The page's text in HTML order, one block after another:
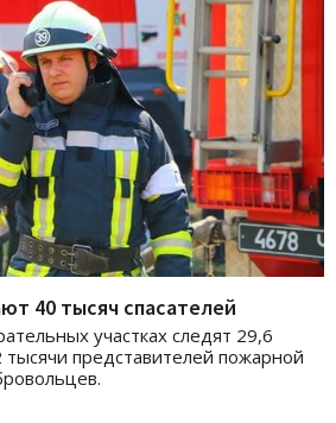
40 тысяч спасателей
участках следят 29,6
тысячи представителей пожарной